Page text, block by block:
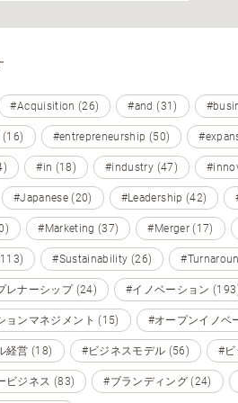
#Acquisition (26) #and (31)
(16) #entrepreneurship (50)
#in (18) #industry (47)
#Japanese (20) #Leadership (42)
#Marketing (37) #Merger (17)
#Sustainability (26)
レナーシップ (24) #イノベーション
ョンマネジメント (15) #オープンイノベ
経営 (18) #ビジネスモデル (56) #ビ
ビジネス (83) #ブランディング (24)